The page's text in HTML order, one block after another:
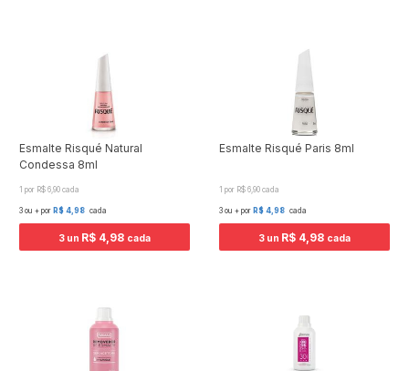
Esmalte Risqué Natural
Condessa 8ml
1 por R$ 6,90 cada
3 ou + por R$ 4,98 cada
3 un R$ 4,98 cada
Esmalte Risqué Paris 8ml
1 por R$ 6,90 cada
3 ou + por R$ 4,98 cada
3 un R$ 4,98 cada